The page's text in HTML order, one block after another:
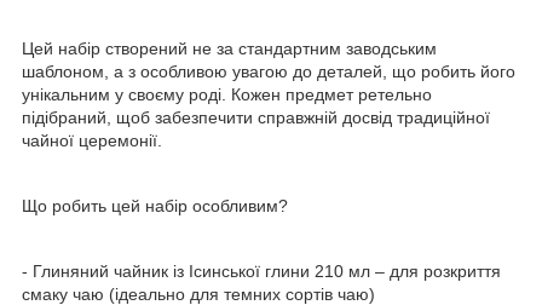
Цей набір створений не за стандартним заводським
шаблоном, а з особливою увагою до деталей, що робить його
унікальним у своєму роді. Кожен предмет ретельно
підібраний, щоб забезпечити справжній досвід традиційної
чайної церемонії.
Що робить цей набір особливим?
- Глиняний чайник із Ісинської глини 210 мл – для розкриття
смаку чаю (ідеально для темних сортів чаю)